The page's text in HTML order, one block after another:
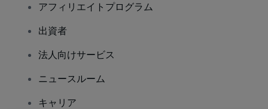
アフィリエイトプログラム
出資者
法人向けサービス
ニュースルーム
キャリア